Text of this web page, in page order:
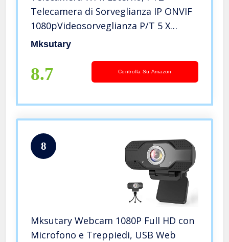
Telecamera di Sorveglianza IP ONVIF
1080pVideosorveglianza P/T 5 X
Zoom Visione Notturna 20M
Monitoraggio Remoto tramite
PC/Smartphone/Tablet
Mksutary
8.7 Controlla Su Amazon
8
Mksutary Webcam 1080P Full HD con
Microfono e Treppiedi, USB Web